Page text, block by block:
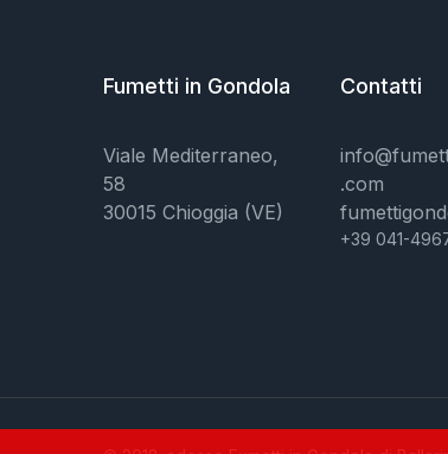
Fumetti in Gondola
Viale Mediterraneo,
58
30015 Chioggia (VE)
Contatti
.com
+39 041-